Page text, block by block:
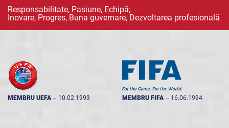
Responsabilitate, Pasiune, Echipă;
Inovare, Progres, Buna guvernare, Dezvoltarea profesională
MEMBRU UEFA -- 10.02.1993 MEMBRU FIFA -- 16.06.1994